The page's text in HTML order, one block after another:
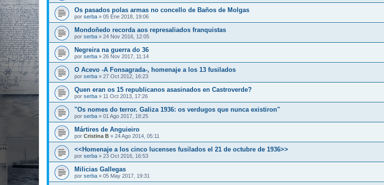
Os pasados polas armas no concello de Baños de Molgas
por serba » 05 Ene 2018, 19:06
Mondoñedo recorda aos represaliados franquistas
por serba » 24 Nov 2016, 12:05
Negreira na guerra do 36
por serba » 26 Nov 2017, 11:14
O Acevo -A Fonsagrada-, homenaje a los 13 fusilados
por serba » 27 Oct 2012, 16:23
Quen eran os 15 republicanos asasinados en Castroverde?
por serba » 11 Oct 2013, 17:26
"Os nomes do terror. Galiza 1936: os verdugos que nunca existiron"
por serba » 01 Ago 2017, 18:25
Mártires de Anguieiro
por Cristina B » 24 Ago 2014, 05:11
<<Homenaje a los cinco lucenses fusilados el 21 de octubre de 1936>>
por serba » 23 Oct 2016, 16:53
Milicias Gallegas
por serba » 05 May 2017, 19:31